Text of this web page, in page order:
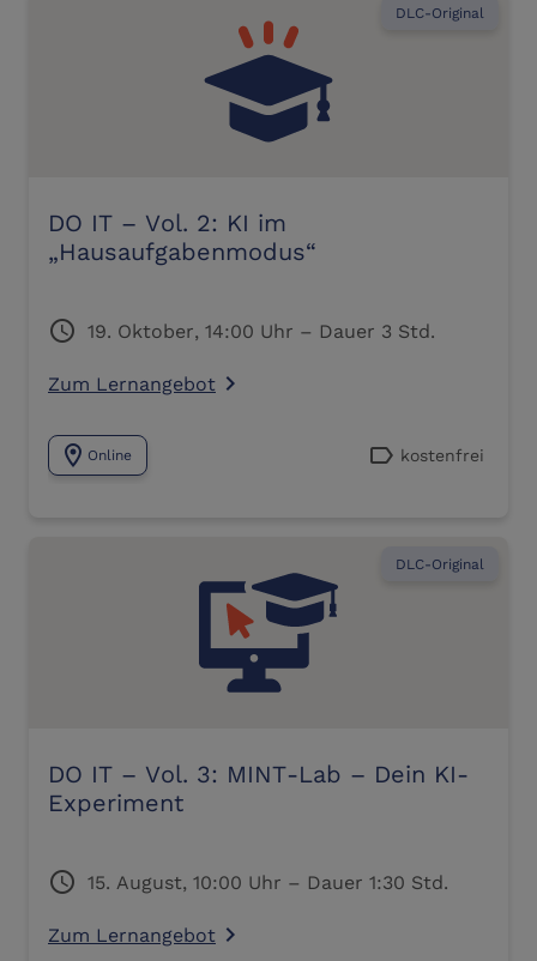
DLC-Original
DO IT – Vol. 2: KI im
„Hausaufgabenmodus“
schedule
19. Oktober, 14:00 Uhr – Dauer 3 Std.
Zum Lernangebot navigate_next
location_on Online label kostenfrei
DLC-Original
DO IT – Vol. 3: MINT-Lab – Dein KI-
Experiment
schedule
15. August, 10:00 Uhr – Dauer 1:30 Std.
Zum Lernangebot navigate_next